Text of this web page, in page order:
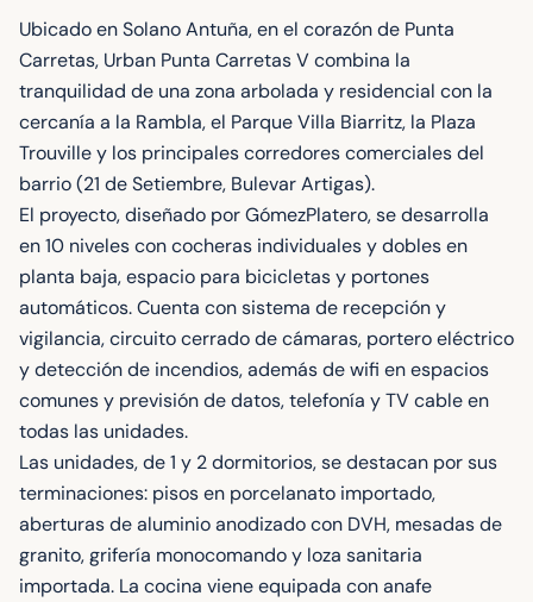
Ubicado en Solano Antuña, en el corazón de Punta
Carretas, Urban Punta Carretas V combina la
tranquilidad de una zona arbolada y residencial con la
cercanía a la Rambla, el Parque Villa Biarritz, la Plaza
Trouville y los principales corredores comerciales del
barrio (21 de Setiembre, Bulevar Artigas).
El proyecto, diseñado por GómezPlatero, se desarrolla
en 10 niveles con cocheras individuales y dobles en
planta baja, espacio para bicicletas y portones
automáticos. Cuenta con sistema de recepción y
vigilancia, circuito cerrado de cámaras, portero eléctrico
y detección de incendios, además de wifi en espacios
comunes y previsión de datos, telefonía y TV cable en
todas las unidades.
Las unidades, de 1 y 2 dormitorios, se destacan por sus
terminaciones: pisos en porcelanato importado,
aberturas de aluminio anodizado con DVH, mesadas de
granito, grifería monocomando y loza sanitaria
importada. La cocina viene equipada con anafe